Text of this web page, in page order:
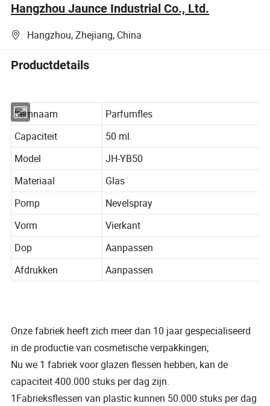
Hangzhou Jaunce Industrial Co., Ltd.
Hangzhou, Zhejiang, China
Productdetails
Itemnaam
Parfumfles
Capaciteit
50 ml.
Model
JH-YB50
Materiaal
Glas
Pomp
Nevelspray
Vorm
Vierkant
Dop
Aanpassen
Afdrukken
Aanpassen
Onze fabriek heeft zich meer dan 10 jaar gespecialiseerd
in de productie van cosmetische verpakkingen;
Nu we 1 fabriek voor glazen flessen hebben, kan de
capaciteit 400.000 stuks per dag zijn.
1Fabrieksflessen van plastic kunnen 50.000 stuks per dag